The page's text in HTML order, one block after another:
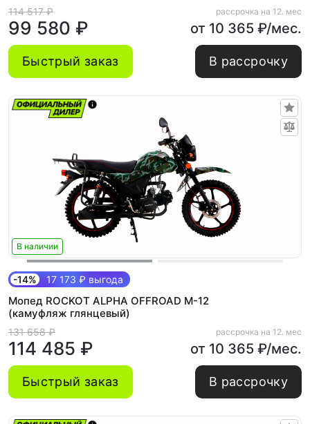
114 517 ₽
99 580 ₽
рассрочка на 12. мес
от 10 365 ₽/мес.
Быстрый заказ В рассрочку
В наличии
-14% 17 173 ₽ выгода
Мопед ROCKOT ALPHA OFFROAD M-12
(камуфляж глянцевый)
131 658 ₽
114 485 ₽
рассрочка на 12. мес
от 10 365 ₽/мес.
Быстрый заказ В рассрочку